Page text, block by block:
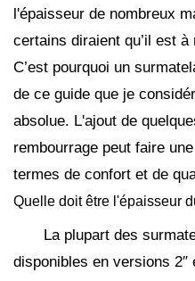
l'épaisseur de nombreux
certains diraient qu’il est
C’est pourquoi un
de ce guide que je
absolue. L'ajout de
rembourrage peut faire
termes de confort et de
Quelle doit être l'épaisseur
La plupart des
disponibles en versions 2″